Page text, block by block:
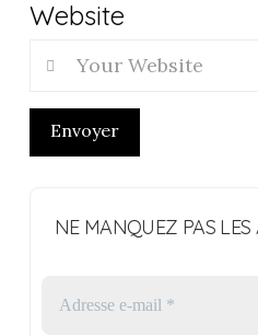
Website
Envoyer
NE MANQUEZ PAS